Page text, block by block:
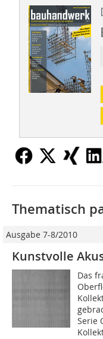
Thematisch
Ausgabe 7-8/2010
Kunstvolle
Das
Serie